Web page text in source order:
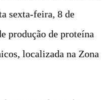
sexta-feira, 8 de
produção de proteína
localizada na Zona